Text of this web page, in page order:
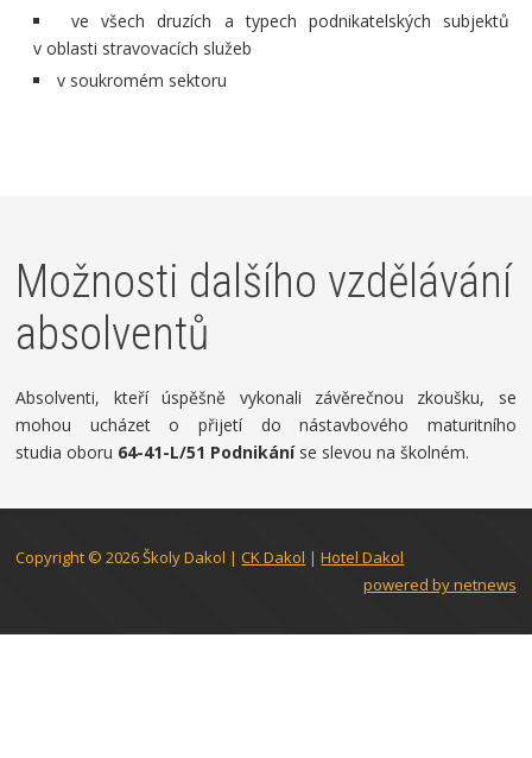
ve všech druzích a typech podnikatelských subjektů
v oblasti stravovacích služeb
v soukromém sektoru
Možnosti dalšího vzdělávání
absolventů
Absolventi, kteří úspěšně vykonali závěrečnou zkoušku, se
mohou ucházet o přijetí do nástavbového maturitního
studia oboru 64-41-L/51 Podnikáníse slevou na školném.
Copyright © 2026Školy Dakol |CK Dakol |Hotel Dakol
powered by netnews